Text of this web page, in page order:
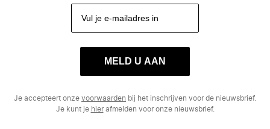
MELD U AAN
Je accepteert onze voorwaarden bij het inschrijven voor de nieuwsbrief.
Je kunt je hierafmelden voor onze nieuwsbrief.